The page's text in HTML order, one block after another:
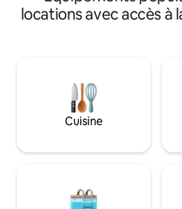
locations avec accès à
Cuisine